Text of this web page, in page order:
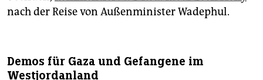
nach der Reise von Außenminister Wadephul.
Demos für Gaza und Gefangene im
Westjordanland